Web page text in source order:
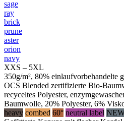
sage
ray
brick
prune
aster
orion
navy
XXS – 5XL
350g/m², 80% einlaufvorbehandelte
OCS Blended zertifizierte Bio-
recyceltes Polyester,
Baumwolle, 20% Polyester, 6%
heavy combed 60° neutral label